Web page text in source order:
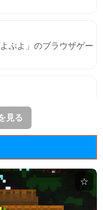
ぷよ」のブラウザゲー
見る
☆